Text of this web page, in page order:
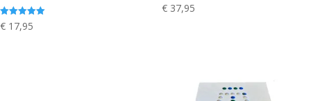
Gewaardeerd
5.00
€ 17,95
Gewaardeerd
5.00
€37,95